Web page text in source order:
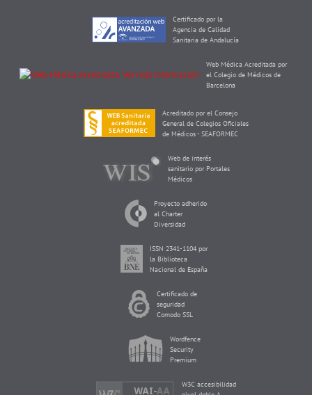
Certificado por la
Agencia de Calidad
Sanitaria de Andalucía
Web Médica Acreditada por
el Colegio de Médicos de
Barcelona
Acreditado por el Consejo
General de Colegios Oficiales
de Médicos - SEAFORMEC
Web de interés
sanitario por Portales
Médicos
Proyecto adherido
al Charter
Diversidad
ISSN 2341-1104 por
la Biblioteca
Nacional de España
Certificado de
seguridad
Comodo SSL
Wordfence
Security
Premium
W3C accesibilidad